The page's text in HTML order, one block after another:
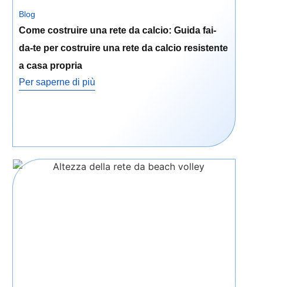
Blog
Come costruire una rete da calcio: Guida fai-
da-te per costruire una rete da calcio resistente
a casa propria
Per saperne di più